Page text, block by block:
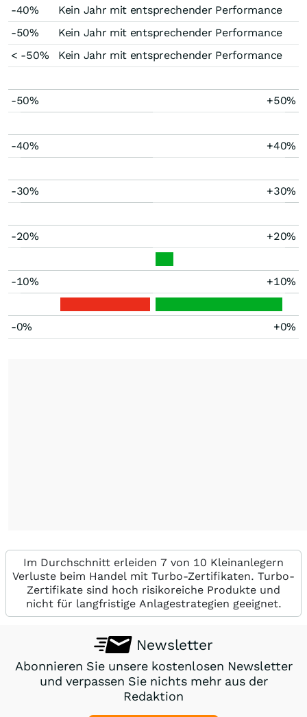
-40%
Kein Jahr mit entsprechender Performance
-50%
Kein Jahr mit entsprechender Performance
< -50%
Kein Jahr mit entsprechender Performance
-50% +50%
-40% +40%
-30% +30%
-20% +20%
-10% +10%
-0% +0%
Im Durchschnitt erleiden 7 von 10 Kleinanlegern
Verluste beim Handel mit Turbo-Zertifikaten. Turbo-
Zertifikate sind hoch risikoreiche Produkte und
nicht für langfristige Anlagestrategien geeignet.
Newsletter
Abonnieren Sie unsere kostenlosen Newsletter
und verpassen Sie nichts mehr aus der
Redaktion